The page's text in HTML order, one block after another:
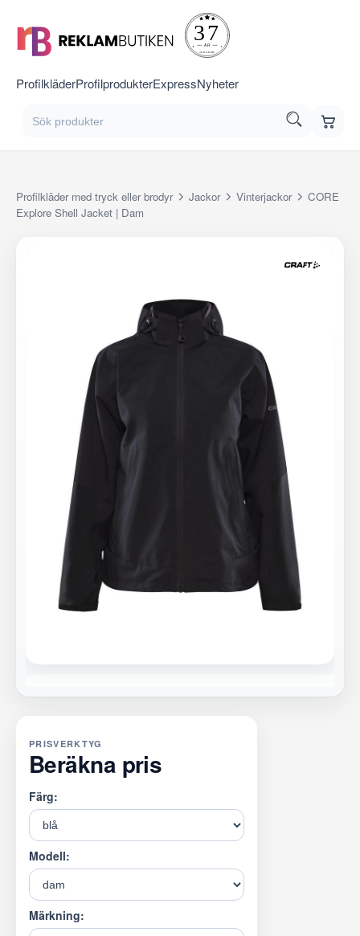
ProfilkläderProfilprodukterExpressNyheter
Profilkläder med tryck eller brodyr Jackor Vinterjackor
CORE
Explore Shell Jacket | Dam
PRISVERKTYG
Beräkna pris
Färg:
Modell:
Märkning: